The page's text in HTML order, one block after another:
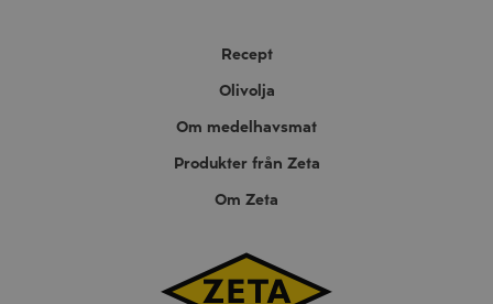
Recept
Olivolja
Om medelhavsmat
Produkter från Zeta
Om Zeta